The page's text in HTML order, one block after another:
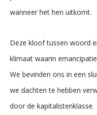
wanneer het hen uitkomt.
Deze kloof tussen woord
klimaat waarin
We bevinden ons in een
we dachten te hebben
door de kapitalistenklasse.